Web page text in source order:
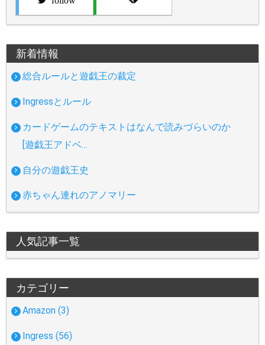
新着情報
総合ルールと遊戯王の裁定
Ingressとルール
カードゲームのテキストはなんで読みづらいのか
[遊戯王アドベ…
自分の遊戯王史
赤ちゃん連れのアノマリー
人気記事一覧
カテゴリー
Amazon (3)
Ingress (56)